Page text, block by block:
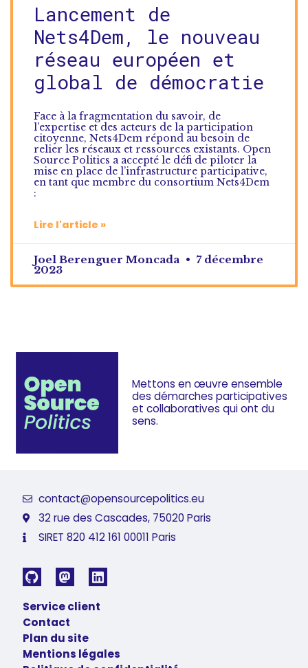
Lancement de
Nets4Dem, le nouveau
réseau européen et
global de démocratie
Face à la fragmentation du savoir, de
l’expertise et des acteurs de la participation
citoyenne, Nets4Dem répond au besoin de
relier les réseaux et ressources existants. Open
Source Politics a accepté le défi de piloter la
mise en place de l’infrastructure participative,
en tant que membre du consortium Nets4Dem
:
Lire l'article »
Joel Berenguer Moncada 7 décembre
2023
Mettons en œuvre ensemble
des démarches participatives
et collaboratives qui ont du
sens.
contact@opensourcepolitics.eu
32 rue des Cascades, 75020 Paris
SIRET 820 412 161 00011 Paris
Service client
Contact
Plan du site
Mentions légales